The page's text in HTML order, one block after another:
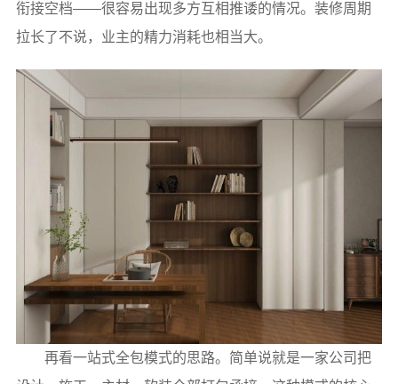
衔接空档——很容易出现多方互相推诿的情况。装修周期
拉长了不说，业主的精力消耗也相当大。
再看一站式全包模式的思路。简单说就是一家公司把